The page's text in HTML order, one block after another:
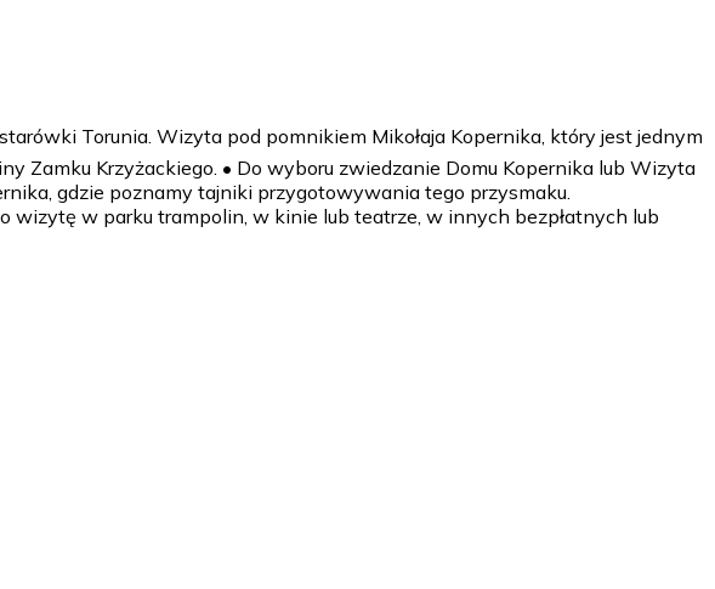
Torunia. Wizyta pod pomnikiem Mikołaja Kopernika, który jest jednym
Zamku Krzyżackiego. • Do wyboru zwiedzanie Domu Kopernika lub Wizyta
gdzie poznamy tajniki przygotowywania tego przysmaku.
wizytę w parku trampolin, w kinie lub teatrze, w innych bezpłatnych lub